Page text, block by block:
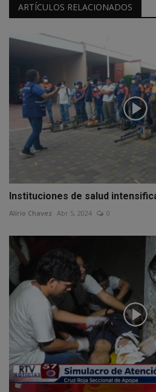
ARTÍCULOS RELACIONADOS
Instituciones de salud
Alírio Chavez Abr 5, 2024 0